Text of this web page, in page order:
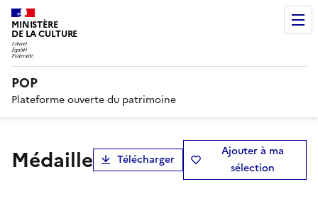
MINISTÈRE
DE LA CULTURE
POP
Plateforme ouverte du patrimoine
médaille Télécharger
Ajouter à ma
sélection